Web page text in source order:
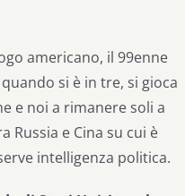
americano, il 99enne
si è in tre, si gioca
e noi a rimanere soli a
Russia e Cina su cui è
intelligenza politica.